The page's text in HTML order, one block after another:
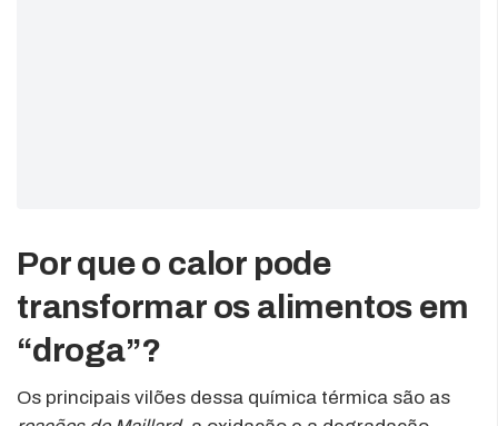
Por que o calor pode
transformar os alimentos em
“droga”?
Os principais vilões dessa química térmica são as